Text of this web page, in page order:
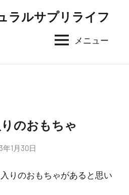
ラルサプリライフ
メニュー
のおもちゃ
年1月30日
りのおもちゃがあると思い